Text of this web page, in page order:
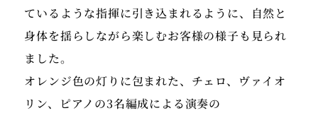
ているような指揮に引き込まれるように、自然と
身体を揺らしながら楽しむお客様の様子も見られ
ました。
オレンジ色の灯りに包まれた、チェロ、ヴァイオ
リン、ピアノの3名編成による演奏の